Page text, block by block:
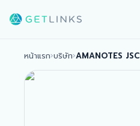
หน้าแรก›บริษัท›AMANOTES JSC